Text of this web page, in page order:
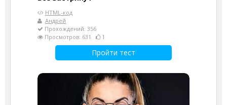
HTML-код
Андрей
Прохождений: 356
Просмотров: 631
1
Пройти тест